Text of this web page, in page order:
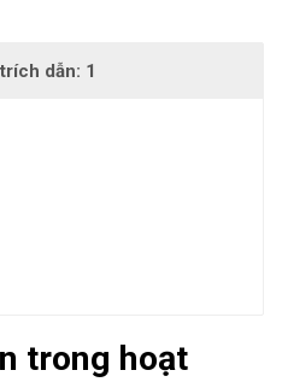
trong hoạt